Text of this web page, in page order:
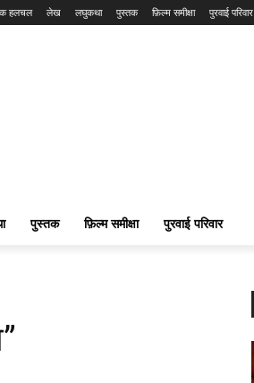
हलचल लेख लघुकथा पुस्तक फ़िल्म समीक्षा पुरवाई परिवार
पुस्तक फ़िल्म समीक्षा पुरवाई परिवार